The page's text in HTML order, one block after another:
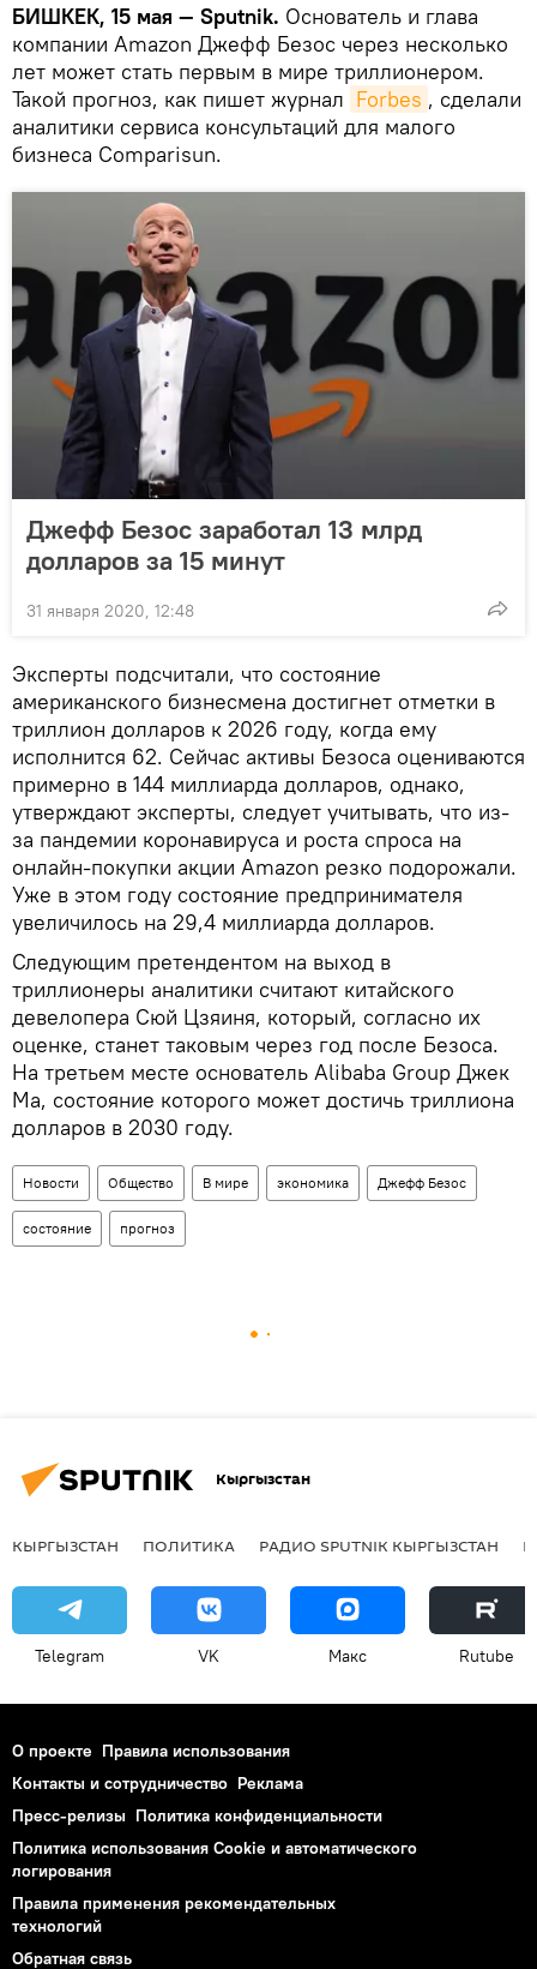
БИШКЕК, 15 мая — Sputnik. Основатель и глава
компании Amazon Джефф Безос через несколько
лет может стать первым в мире триллионером.
Такой прогноз, как пишет журнал Forbes , сделали
аналитики сервиса консультаций для малого
бизнеса Comparisun.
Джефф Безос заработал 13 млрд
долларов за 15 минут
31 января 2020, 12:48
Эксперты подсчитали, что состояние
американского бизнесмена достигнет отметки в
триллион долларов к 2026 году, когда ему
исполнится 62. Сейчас активы Безоса оцениваются
примерно в 144 миллиарда долларов, однако,
утверждают эксперты, следует учитывать, что из-
за пандемии коронавируса и роста спроса на
онлайн-покупки акции Amazon резко подорожали.
Уже в этом году состояние предпринимателя
увеличилось на 29,4 миллиарда долларов.
Следующим претендентом на выход в
триллионеры аналитики считают китайского
девелопера Сюй Цзяиня, который, согласно их
оценке, станет таковым через год после Безоса.
На третьем месте основатель Alibaba Group Джек
Ма, состояние которого может достичь триллиона
долларов в 2030 году.
Новости Общество В мире экономика Джефф Безос
состояние прогноз
Кыргызстан
КЫРГЫЗСТАН ПОЛИТИКА РАДИО SPUTNIK КЫРГЫЗСТАН
Telegram VK Макс Rutube
О проекте Правила использования
Контакты и сотрудничество Реклама
Пресс-релизы Политика конфиденциальности
Политика использования Cookie и автоматического
логирования
Правила применения рекомендательных
технологий
Обратная связь